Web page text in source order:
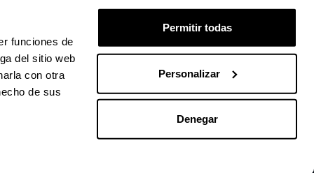
funciones de
del sitio web
con otra
de sus
Permitir todas
Personalizar
Denegar
desplazarse.